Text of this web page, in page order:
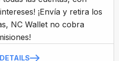
¡Envía y retira los
NC Wallet no cobra